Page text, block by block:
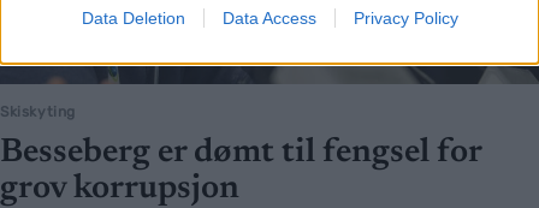
Data Deletion Data Access Privacy Policy
Skiskyting
Besseberg er dømt til fengsel for
grov korrupsjon